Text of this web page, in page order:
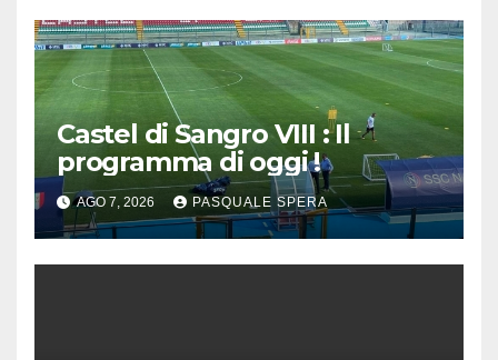
Castel di Sangro VIII : Il
programma di oggi !
AGO 7, 2026 PASQUALE SPERA